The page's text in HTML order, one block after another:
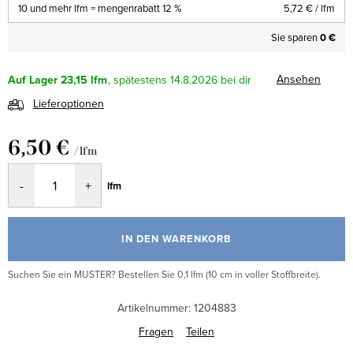
10 und mehr lfm = mengenrabatt 12 % 5,72 €/ lfm
Sie sparen0 €
Auf Lager 23,15 lfm 14.8.2026
Ansehen
Lieferoptionen
6,50 € / lfm
lfm
IN DEN WARENKORB
Suchen Sie ein MUSTER? Bestellen Sie 0,1 lfm (10 cm in voller Stoffbreite).
Artikelnummer: 1204883
Fragen
Teilen